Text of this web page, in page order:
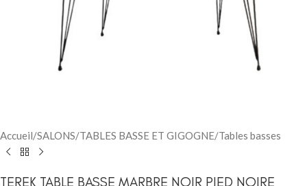
Accueil/SALONS/TABLES BASSE ET GIGOGNE/Tables basses
TEREK TABLE BASSE MARBRE NOIR PIED NOIRE